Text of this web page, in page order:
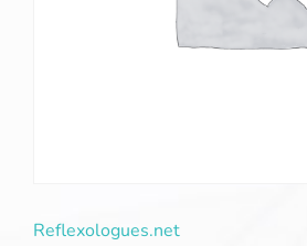
Reflexologues.net